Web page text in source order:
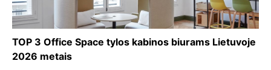
TOP 3 Office Space tylos kabinos biurams Lietuvoje
2026 metais